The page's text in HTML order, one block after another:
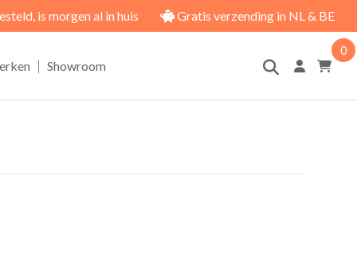
is morgen al in huis Gratis verzending in NL & BE
| Showroom
0